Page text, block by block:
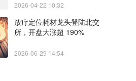
2026-04-22 10:32
放疗定位耗材龙头登陆北交
所，开盘大涨超 190%
2026-06-29 14:54